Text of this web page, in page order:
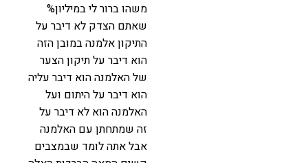
משהו ברור לי במיליון%
שאתם הצדק לא דיבר על
התיקון אלמנה במובן הזה
הוא דיבר על תיקון הצער
של האלמנה הוא דיבר עליה
הוא דיבר על היתום ועל
האלמנה הוא לא דיבר על
זה שמתחתן עם האלמנה
אבל אתה לומד שבמצבים